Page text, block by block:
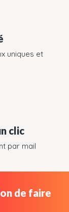
uniques et
clic
par mail
de faire